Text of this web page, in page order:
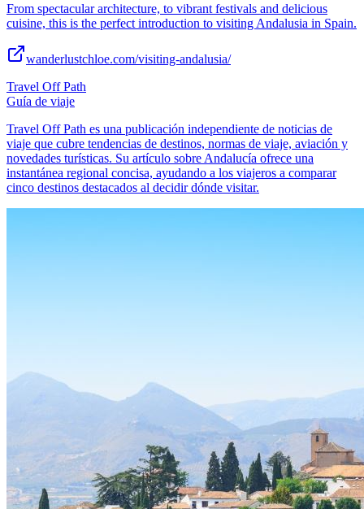
From spectacular architecture, to vibrant festivals and delicious
cuisine, this is the perfect introduction to visiting Andalusia in Spain.
wanderlustchloe.com/visiting-andalusia/
Travel Off Path
Guía de viaje
Travel Off Path es una publicación independiente de noticias de
viaje que cubre tendencias de destinos, normas de viaje, aviación y
novedades turísticas. Su artículo sobre Andalucía ofrece una
instantánea regional concisa, ayudando a los viajeros a comparar
cinco destinos destacados al decidir dónde visitar.